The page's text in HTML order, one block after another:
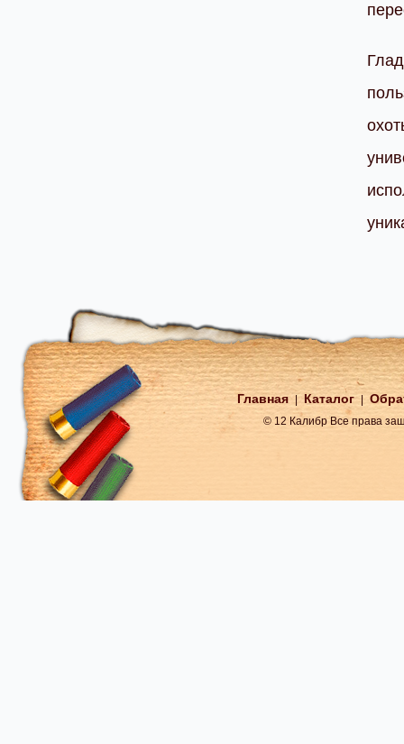
Главная Каталог
© 12 Калибр Все права